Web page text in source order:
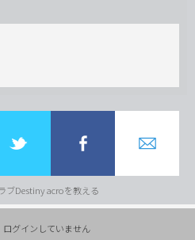
ブDestiny acroを教える
ログインしていません